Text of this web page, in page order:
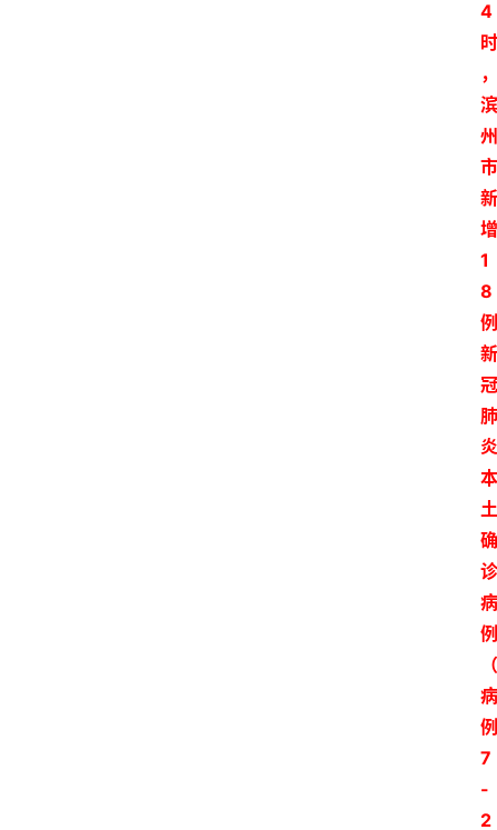
4
时
，
滨
州
市
新
增
1
8
例
新
冠
肺
炎
本
土
确
诊
病
例
（
病
例
7
-
2